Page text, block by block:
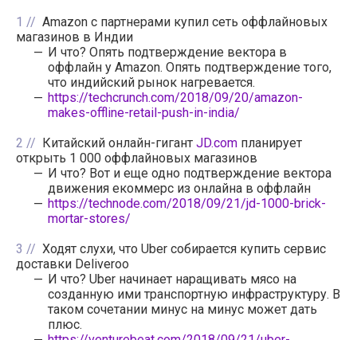
1
Amazon с партнерами купил сеть оффлайновых
магазинов в Индии
И что? Опять подтверждение вектора в
оффлайн у Amazon. Опять подтверждение того,
что индийский рынок нагревается.
https://techcrunch.com/2018/09/20/amazon-
makes-offline-retail-push-in-india/
2
Китайский онлайн-гигант JD.com планирует
открыть 1 000 оффлайновых магазинов
И что? Вот и еще одно подтверждение вектора
движения екоммерс из онлайна в оффлайн
https://technode.com/2018/09/21/jd-1000-brick-
mortar-stores/
3
Ходят слухи, что Uber собирается купить сервис
доставки Deliveroo
И что? Uber начинает наращивать мясо на
созданную ими транспортную инфраструктуру. В
таком сочетании минус на минус может дать
плюс.